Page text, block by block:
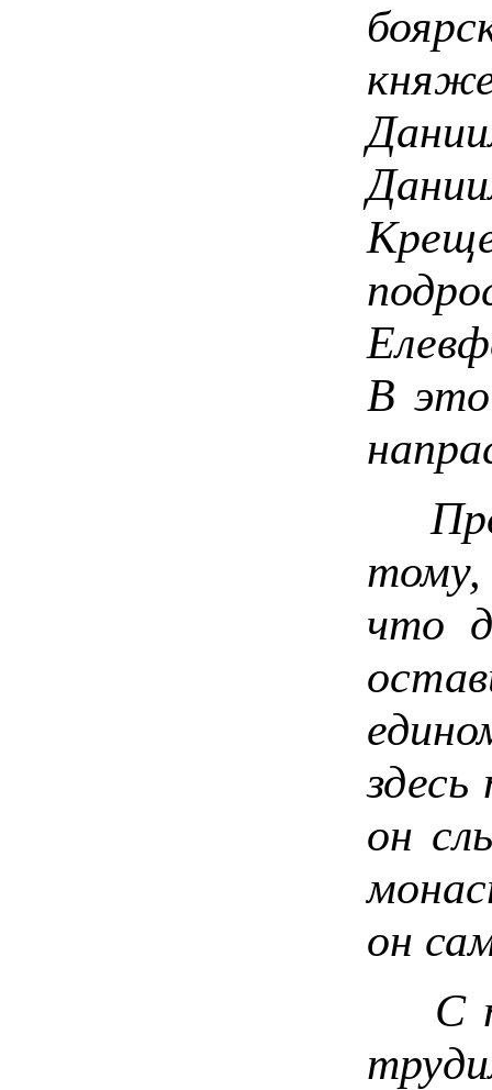
В это
тому,
что
он
он
С